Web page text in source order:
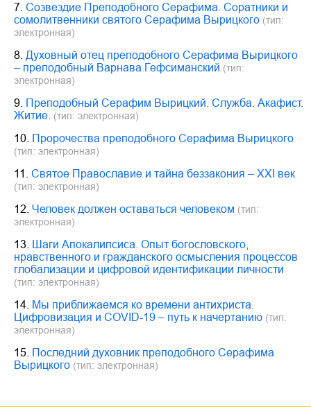
7. Созвездие Преподобного Серафима. Соратники и
сомолитвенники святого Серафима Вырицкого (тип:
электронная)
8. Духовный отец преподобного Серафима Вырицкого
– преподобный Варнава Гефсиманский (тип:
электронная)
9. Преподобный Серафим Вырицкий. Служба. Акафист.
Житие. (тип: электронная)
10. Пророчества преподобного Серафима Вырицкого
(тип: электронная)
11. Святое Православие и тайна беззакония – XXI век
(тип: электронная)
12. Человек должен оставаться человеком (тип:
электронная)
13.
Шаги Апокалипсиса. Опыт богословского,
нравственного и гражданского осмысления процессов
глобализации и цифровой идентификации личности
(тип: электронная)
14. Мы приближаемся ко времени антихриста.
Цифровизация и COVID-19 – путь к начертанию (тип:
электронная)
15. Последний духовник преподобного Серафима
Вырицкого (тип: электронная)